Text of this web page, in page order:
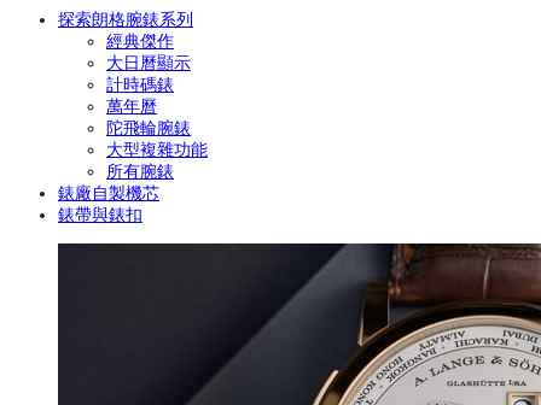
探索朗格腕錶系列
經典傑作
大日曆顯示
計時碼錶
萬年曆
陀飛輪腕錶
大型複雜功能
所有腕錶
錶廠自製機芯
錶帶與錶扣